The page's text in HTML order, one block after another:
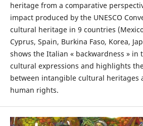
heritage from a comparative
impact produced by the UNESCO
cultural heritage in 9 countries
Cyprus, Spain, Burkina Faso, Korea,
shows the Italian « backwardness » in
cultural expressions and highlights
between intangible cultural heritages
human rights.